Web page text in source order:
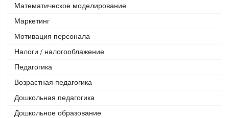
Математическое моделирование
Маркетинг
Мотивация персонала
Налоги / налогооблажение
Педагогика
Возрастная педагогика
Дошкольная педагогика
Дошкольное образование